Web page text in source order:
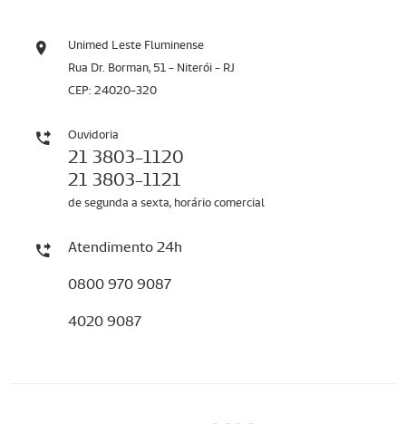
Unimed Leste Fluminense
Rua Dr. Borman, 51 - Niterói - RJ
CEP: 24020-320
Ouvidoria
21 3803-1120
21 3803-1121
de segunda a sexta, horário comercial
Atendimento 24h
0800 970 9087
4020 9087